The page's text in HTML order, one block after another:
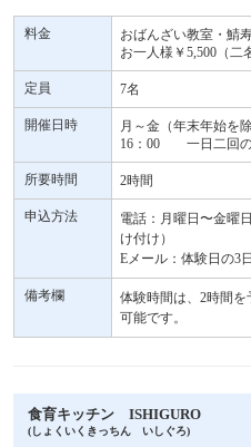
料金
おばんざい教室・鯖
お一人様￥5,500（二
定員 7名
開催日時
月～金（年末年始を
16：00 一日二回
所要時間 2時間
申込方法
電話：月曜日〜金曜
け付け）
Eメール：体験日の3
備考欄
体験時間は、2時間
可能です。
食育キッチン ISHIGURO
(しょくいくきっちん いしぐろ)